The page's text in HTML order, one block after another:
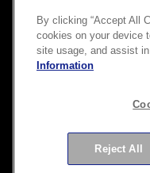
Copyright © 2026
By clicking “Accept All
cookies on your device
site usage, and assist
Information
Reject All